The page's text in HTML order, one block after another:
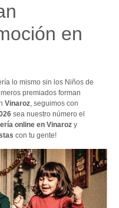
en
lo mismo sin los Niños de
premiados forman
Vinaroz, seguimos con
sea nuestro número el
online en Vinaroz y
con tu gente!